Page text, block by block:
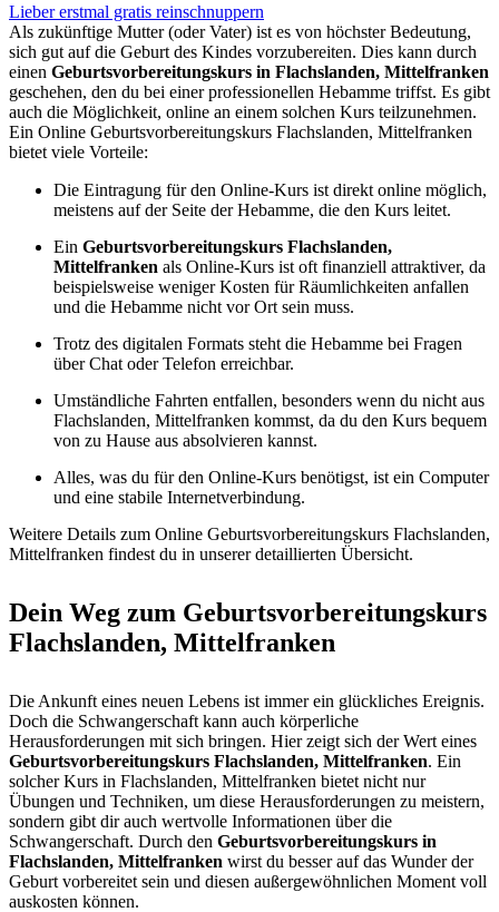
Lieber erstmal gratis reinschnuppern
Als zukünftige Mutter (oder Vater) ist es von höchster Bedeutung,
sich gut auf die Geburt des Kindes vorzubereiten. Dies kann durch
einen Geburtsvorbereitungskurs in Flachslanden, Mittelfranken
geschehen, den du bei einer professionellen Hebamme triffst. Es gibt
auch die Möglichkeit, online an einem solchen Kurs teilzunehmen.
Ein Online Geburtsvorbereitungskurs Flachslanden, Mittelfranken
bietet viele Vorteile:
Die Eintragung für den Online-Kurs ist direkt online möglich,
meistens auf der Seite der Hebamme, die den Kurs leitet.
Ein Geburtsvorbereitungskurs Flachslanden,
Mittelfranken als Online-Kurs ist oft finanziell attraktiver, da
beispielsweise weniger Kosten für Räumlichkeiten anfallen
und die Hebamme nicht vor Ort sein muss.
Trotz des digitalen Formats steht die Hebamme bei Fragen
über Chat oder Telefon erreichbar.
Umständliche Fahrten entfallen, besonders wenn du nicht aus
Flachslanden, Mittelfranken kommst, da du den Kurs bequem
von zu Hause aus absolvieren kannst.
Alles, was du für den Online-Kurs benötigst, ist ein Computer
und eine stabile Internetverbindung.
Weitere Details zum Online Geburtsvorbereitungskurs Flachslanden,
Mittelfranken findest du in unserer detaillierten Übersicht.
Dein Weg zum Geburtsvorbereitungskurs
Flachslanden, Mittelfranken
Die Ankunft eines neuen Lebens ist immer ein glückliches Ereignis.
Doch die Schwangerschaft kann auch körperliche
Herausforderungen mit sich bringen. Hier zeigt sich der Wert eines
Geburtsvorbereitungskurs Flachslanden, Mittelfranken. Ein
solcher Kurs in Flachslanden, Mittelfranken bietet nicht nur
Übungen und Techniken, um diese Herausforderungen zu meistern,
sondern gibt dir auch wertvolle Informationen über die
Schwangerschaft. Durch den Geburtsvorbereitungskurs in
Flachslanden, Mittelfranken wirst du besser auf das Wunder der
Geburt vorbereitet sein und diesen außergewöhnlichen Moment voll
auskosten können.